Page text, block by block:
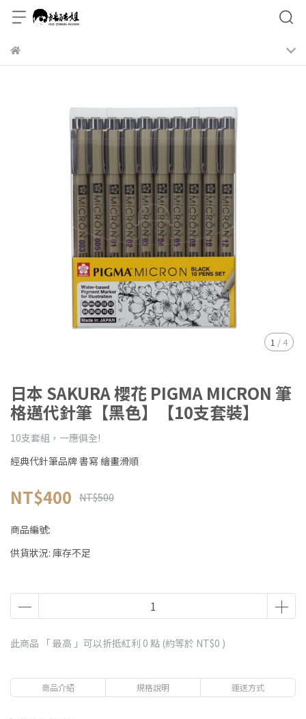
1 / 4
日本 SAKURA 櫻花 PIGMA MICRON 筆
格邁代針筆【黑色】【10支套裝】
10支套組，一應俱全!
經典代針筆品牌 書寫 繪畫滑順
NT$400 NT$500
商品編號:
供貨狀況: 庫存不足
此商品 「 最高 」可以折抵紅利 0 點 (約等於 NT$0 )
商品介紹 規格說明 運送方式